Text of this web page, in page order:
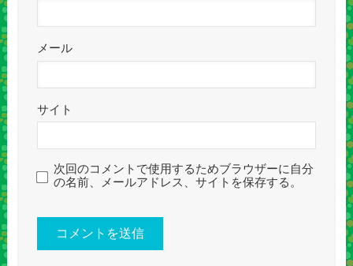
メール
サイト
次回のコメントで使用するためブラウザーに自分
の名前、メールアドレス、サイトを保存する。